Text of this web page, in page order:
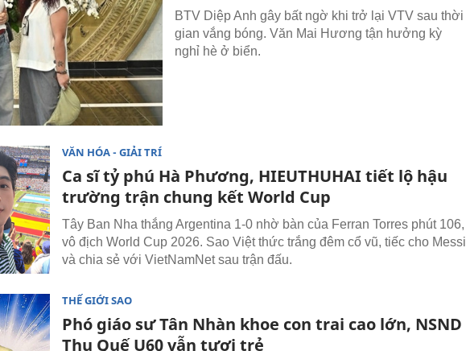
BTV Diệp Anh gây bất ngờ khi trở lại VTV sau thời
gian vắng bóng. Văn Mai Hương tận hưởng kỳ
nghỉ hè ở biển.
VĂN HÓA - GIẢI TRÍ
Ca sĩ tỷ phú Hà Phương, HIEUTHUHAI tiết lộ hậu
trường trận chung kết World Cup
Tây Ban Nha thắng Argentina 1-0 nhờ bàn của Ferran Torres phút 106,
vô địch World Cup 2026. Sao Việt thức trắng đêm cổ vũ, tiếc cho Messi
và chia sẻ với VietNamNet sau trận đấu.
THẾ GIỚI SAO
Phó giáo sư Tân Nhàn khoe con trai cao lớn, NSND
Thu Quế U60 vẫn tươi trẻ